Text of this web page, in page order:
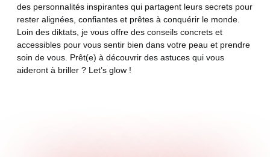
des personnalités inspirantes qui partagent leurs secrets pour
rester alignées, confiantes et prêtes à conquérir le monde.
Loin des diktats, je vous offre des conseils concrets et
accessibles pour vous sentir bien dans votre peau et prendre
soin de vous. Prêt(e) à découvrir des astuces qui vous
aideront à briller ? Let’s glow !